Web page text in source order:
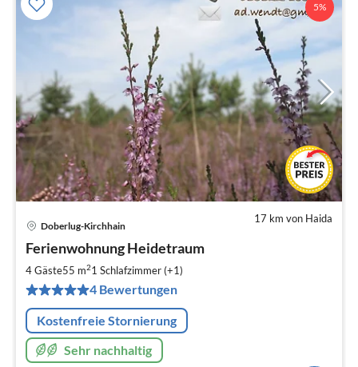
5%
17 km von Haida
Doberlug-Kirchhain
Ferienwohnung Heidetraum
4 Gäste55 m21 Schlafzimmer (+1)
4 Bewertungen
Kostenfreie Stornierung
Sehr nachhaltig